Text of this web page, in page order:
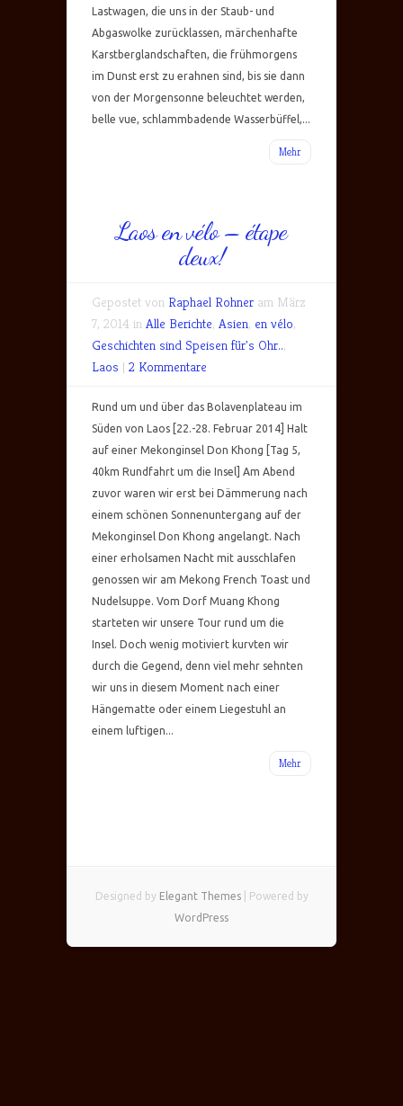
Lastwagen, die uns in der Staub- und
Abgaswolke zurücklassen, märchenhafte
Karstberglandschaften, die frühmorgens
im Dunst erst zu erahnen sind, bis sie dann
von der Morgensonne beleuchtet werden,
belle vue, schlammbadende Wasserbüffel,...
Mehr
Laos en vélo – étape
deux!
Gepostet von Raphael Rohner am März
7, 2014 in Alle Berichte, Asien, en vélo,
Geschichten sind Speisen für's Ohr..,
Laos | 2 Kommentare
Rund um und über das Bolavenplateau im
Süden von Laos [22.-28. Februar 2014] Halt
auf einer Mekonginsel Don Khong [Tag 5,
40km Rundfahrt um die Insel] Am Abend
zuvor waren wir erst bei Dämmerung nach
einem schönen Sonnenuntergang auf der
Mekonginsel Don Khong angelangt. Nach
einer erholsamen Nacht mit ausschlafen
genossen wir am Mekong French Toast und
Nudelsuppe. Vom Dorf Muang Khong
starteten wir unsere Tour rund um die
Insel. Doch wenig motiviert kurvten wir
durch die Gegend, denn viel mehr sehnten
wir uns in diesem Moment nach einer
Hängematte oder einem Liegestuhl an
einem luftigen...
Mehr
Designed by Elegant Themes| Powered by
WordPress